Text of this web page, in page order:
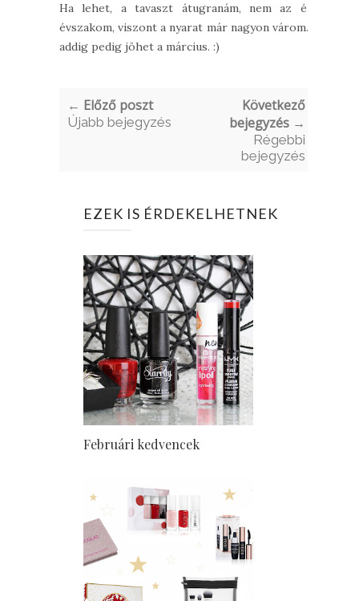
Ha lehet, a tavaszt átugranám, nem az én
évszakom, viszont a nyarat már nagyon várom...
addig pedig jöhet a március. :)
← Előző poszt
Újabb bejegyzés
Következő
bejegyzés →
Régebbi
bejegyzés
EZEK IS ÉRDEKELHETNEK
Februári kedvencek